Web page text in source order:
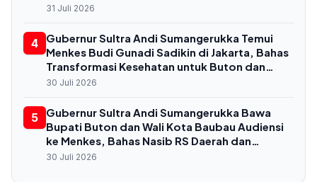
31 Juli 2026
4
Gubernur Sultra Andi Sumangerukka Temui
Menkes Budi Gunadi Sadikin di Jakarta, Bahas
Transformasi Kesehatan untuk Buton dan
Baubau
30 Juli 2026
5
Gubernur Sultra Andi Sumangerukka Bawa
Bupati Buton dan Wali Kota Baubau Audiensi
ke Menkes, Bahas Nasib RS Daerah dan
Kekurangan Dokter
30 Juli 2026